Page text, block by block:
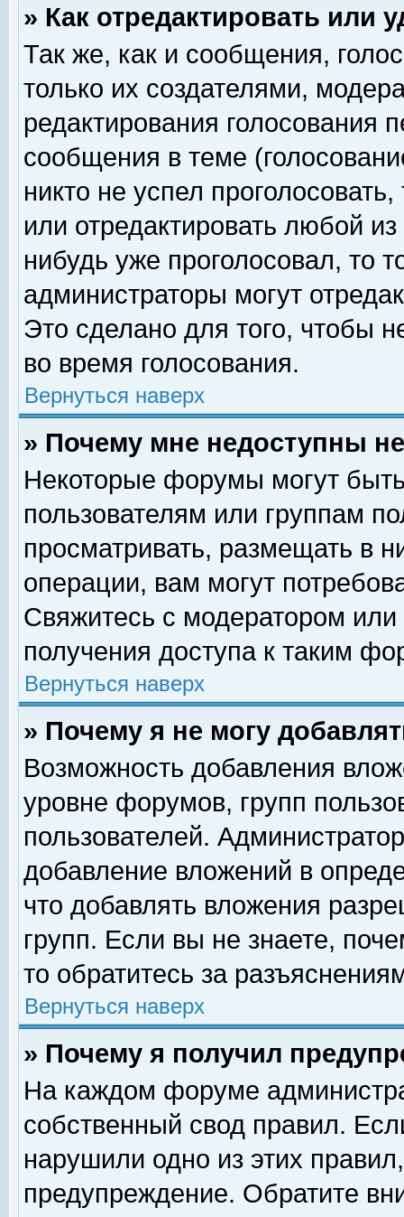
» Как отредактировать или
Так же, как и сообщения,
только их создателями,
редактирования голосования
сообщения в теме
никто не успел
или отредактировать любой
нибудь уже проголосовал, то
администраторы могут
Это сделано для того, чтобы
во время голосования.
Вернуться наверх
» Почему мне недоступны
Некоторые форумы могут
пользователям или группам
просматривать, размещать в
операции, вам могут
Свяжитесь с модератором
получения доступа к таким
Вернуться наверх
» Почему я не могу
Возможность добавления
уровне форумов, групп
пользователей.
добавление вложений в
что добавлять вложения
групп. Если вы не знаете,
то обратитесь за
Вернуться наверх
» Почему я получил
На каждом форуме
собственный свод правил.
нарушили одно из этих
предупреждение. Обратите